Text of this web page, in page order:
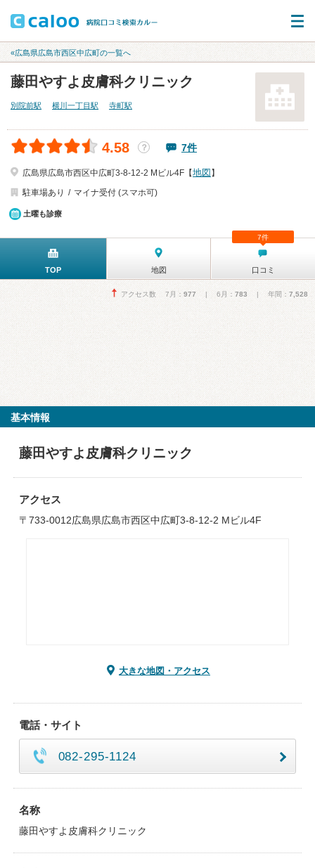
«広島県広島市西区中広町の一覧へ
藤田やすよ皮膚科クリニック
別院前駅 横川一丁目駅 寺町駅
4.58 ？ 7件
広島県広島市西区中広町3-8-12-2 Mビル4F【地図 】
駐車場あり
マイナ受付 (スマホ可)
土曜も診療
TOP 地図 口コミ
7件
アクセス数 7月： 977 | 6月： 783 | 年間： 7,528
基本情報
藤田やすよ皮膚科クリニック
アクセス
〒733-0012広島県広島市西区中広町3-8-12-2 Mビル4F
大きな地図・アクセス
電話・サイト
082-295-1124
名称
藤田やすよ皮膚科クリニック